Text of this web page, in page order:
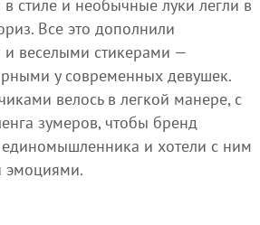
стиле и необычные луки легли в
Все это дополнили
веселыми стикерами —
у современных девушек.
велось в легкой манере, с
зумеров, чтобы бренд
и хотели с ним
эмоциями.